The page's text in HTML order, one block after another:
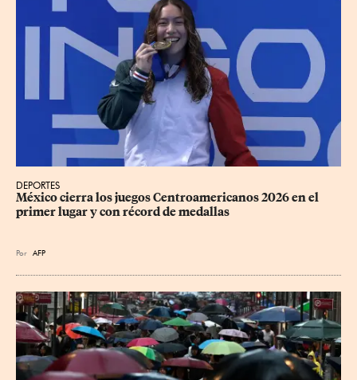
DEPORTES
México cierra los juegos Centroamericanos 2026 en el
primer lugar y con récord de medallas
Por AFP